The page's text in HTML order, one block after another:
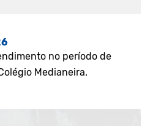
no período de
Medianeira.